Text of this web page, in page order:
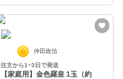
仲田政信
注文から1~3日で発送
【家庭用】金色羅皇 1玉（約